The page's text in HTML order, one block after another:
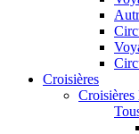
Croisières